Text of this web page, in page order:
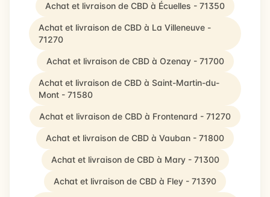
Achat et livraison de CBD à Écuelles - 71350
Achat et livraison de CBD à La Villeneuve -
71270
Achat et livraison de CBD à Ozenay - 71700
Achat et livraison de CBD à Saint-Martin-du-
Mont - 71580
Achat et livraison de CBD à Frontenard - 71270
Achat et livraison de CBD à Vauban - 71800
Achat et livraison de CBD à Mary - 71300
Achat et livraison de CBD à Fley - 71390